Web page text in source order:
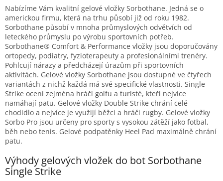
d
a
c
í
p
r
v
k
y
v
ý
p
i
s
Nabízíme Vám kvalitní gelové vložky Sorbothane. Jedná se o
americkou firmu, která na trhu působí již od roku 1982.
Sorbothane působí v mnoha průmyslových odvětvích od
leteckého průmyslu po výrobu sportovních potřeb.
Sorbothane® Comfort & Performance vložky jsou doporučovány
ortopedy, podiatry, fyzioterapeuty a profesionálními trenéry.
Pohlcují nárazy a předcházejí úrazům při sportovních
aktivitách. Gelové vložky Sorbothane jsou dostupné ve čtyřech
variantách z nichž každá má své specifické vlastnosti. Single
Strike ocení zejména hráči golfu a turisté, kteří nejvíce
namáhají patu. Gelové vložky Double Strike chrání celé
chodidlo a nejvíce je využijí běžci a hráči rugby. Gelové vložky
Sorbo Pro jsou určeny pro sporty s vysokou zátěží jako fotbal,
běh nebo tenis. Gelové podpatěnky Heel Pad maximálně chrání
patu.
Výhody gelových vložek do bot Sorbothane
Single Strike